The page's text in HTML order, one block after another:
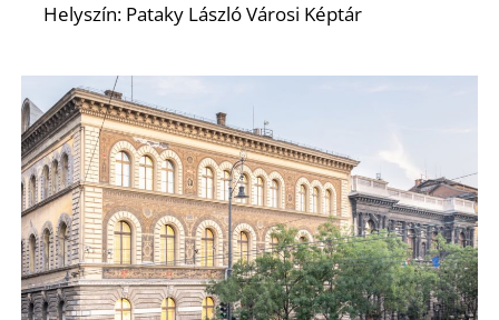
Helyszín: Pataky László Városi Képtár